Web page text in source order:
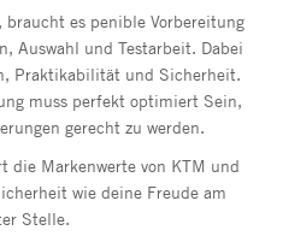
braucht es penible Vorbereitung
Auswahl und Testarbeit. Dabei
Praktikabilität und Sicherheit.
muss perfekt optimiert Sein,
gerecht zu werden.
die Markenwerte von KTM und
wie deine Freude am
Stelle.